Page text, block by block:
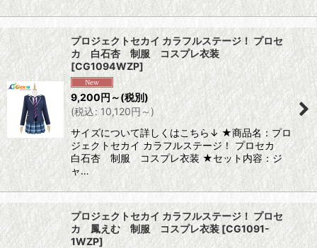
プロジェクトセカイ カラフルステージ！ プロセ
カ 白石杏 制服 コスプレ衣装
[CG1094WZP]
9,200円～(税別)
(税込: 10,120円～)
サイズについて詳しくはこちら↓ ★商品名：プロ
ジェクトセカイ カラフルステージ！ プロセカ
白石杏 制服 コスプレ衣装 ★セット内容：ジ
ャ…
プロジェクトセカイ カラフルステージ！ プロセ
カ 鳳えむ 制服 コスプレ衣装 [CG1091-
1WZP]